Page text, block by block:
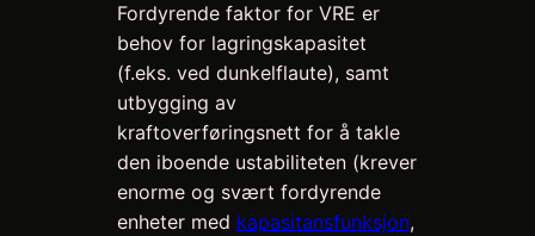
Fordyrende faktor for VRE er
behov for lagringskapasitet
(f.eks. ved dunkelflaute), samt
utbygging av
kraftoverføringsnett for å takle
den iboende ustabiliteten (krever
enorme og svært fordyrende
enheter med kapasitansfunksjon,